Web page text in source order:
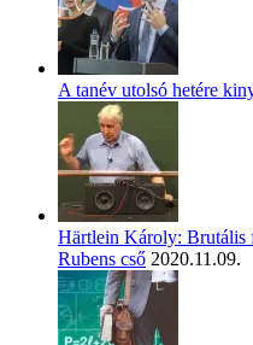
A tanév utolsó hetére
Härtlein Károly: Brutális
Rubens cső 2020.11.09.